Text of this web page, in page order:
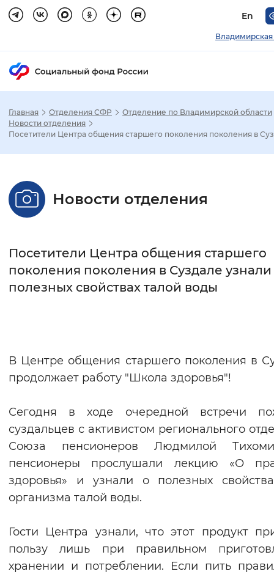
En
Владимирская
Настройка режима отображения
Стандартный Увеличенный
С засечками
Интервал между буквами
Монохромный Инверсивный
Изображения
Включены Выключены
Вернуть стандартные настройки
Главная Отделения СФР
Отделение по Владимирской области
Новости отделения
Посетители Центра общения старшего поколения поколения в
Новости отделения
Посетители Центра общения старшего
поколения поколения в Суздале узнали
полезных свойствах талой воды
В Центре общения старшего поколения в
продолжает работу "Школа здоровья"!
Сегодня в ходе очередной встречи
суздальцев с активистом регионального
Союза пенсионеров Людмилой
пенсионеры прослушали лекцию «О
здоровья» и узнали о полезных
организма талой воды.
Гости Центра узнали, что этот продукт
пользу лишь при правильном
хранении и потреблении. Если пить